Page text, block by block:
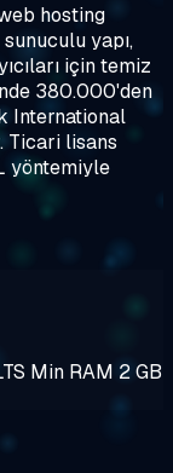
hosting
yapı,
için temiz
380.000'den
International
Ticari lisans
yöntemiyle
Min RAM 2 GB